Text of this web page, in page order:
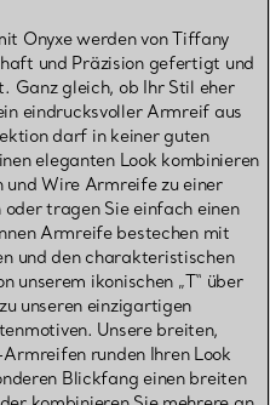
Onyxe werden von Tiffany
und Präzision gefertigt und
Ganz gleich, ob Ihr Stil eher
eindrucksvoller Armreif aus
darf in keiner guten
eleganten Look kombinieren
und Wire Armreife zu einer
tragen Sie einfach einen
Armreife bestechen mit
und den charakteristischen
unserem ikonischen „T“ über
unseren einzigartigen
Unsere breiten,
runden Ihren Look
Blickfang einen breiten